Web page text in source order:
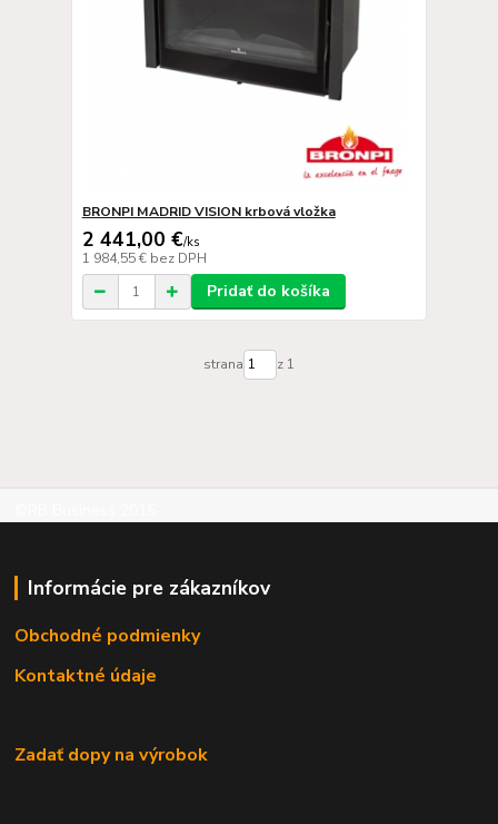
BRONPI MADRID VISION krbová vložka
2 441,00 €/ks
1 984,55 € bez DPH
Pridať do košíka
strana z 1
Informácie pre zákazníkov
Obchodné podmienky
Kontaktné údaje
Zadať dopy na výrobok